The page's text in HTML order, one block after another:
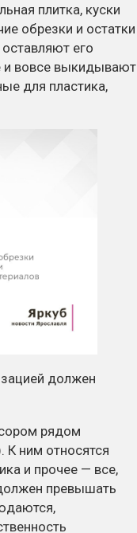
плитка, куски
обрезки и остатки
его
и вовсе выкидывают
для пластика,
должен
рядом
К ним относятся
и прочее — все,
превышать